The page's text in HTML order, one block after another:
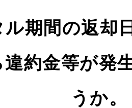
ル期間の返却
約金等が発
うか。